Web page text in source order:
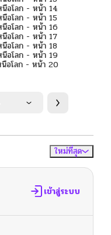
ใหม่ที่สุด
เข้าสู่ระบบ